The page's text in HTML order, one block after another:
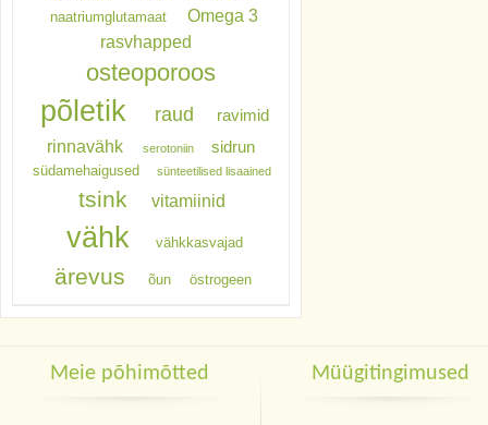
naatriumglutamaat
Omega 3
rasvhapped
osteoporoos
põletik raud ravimid
rinnavähk serotoniin sidrun
südamehaigused sünteetilised lisaained
tsink vitamiinid
vähk vähkkasvajad
ärevus õun östrogeen
Meie põhimõtted Müügitingimused